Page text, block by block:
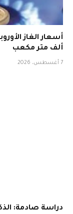
ألف متر مكعب
7 أغسطس، 2026
دراسة صادمة: